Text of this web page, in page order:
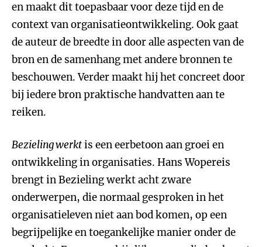
en maakt dit toepasbaar voor deze tijd en de
context van organisatieontwikkeling. Ook gaat
de auteur de breedte in door alle aspecten van de
bron en de samenhang met andere bronnen te
beschouwen. Verder maakt hij het concreet door
bij iedere bron praktische handvatten aan te
reiken.
Bezieling werktis een eerbetoon aan groei en
ontwikkeling in organisaties. Hans Wopereis
brengt in Bezieling werkt acht zware
onderwerpen, die normaal gesproken in het
organisatieleven niet aan bod komen, op een
begrijpelijke en toegankelijke manier onder de